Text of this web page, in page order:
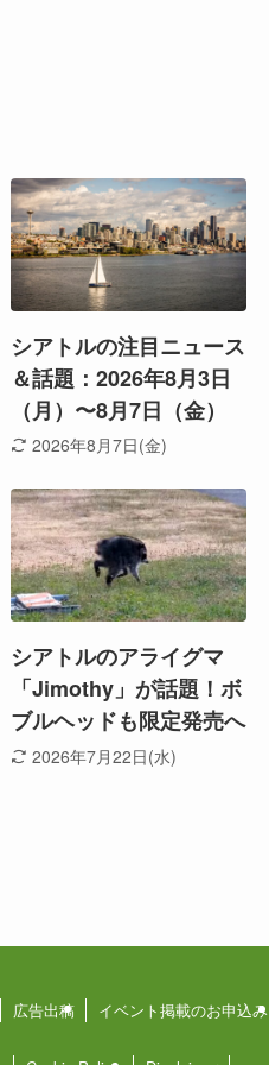
シアトルの注目ニュース
＆話題：2026年8月3日
（月）〜8月7日（金）
2026年8月7日(金)
シアトルのアライグマ
「Jimothy」が話題！ボ
ブルヘッドも限定発売へ
2026年7月22日(水)
広告出稿 イベント掲載のお申込み